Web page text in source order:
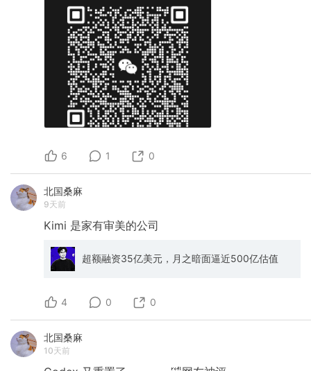
6 1 0
北国桑麻
9天前
Kimi 是家有审美的公司
超额融资35亿美元，月之暗面逼近500亿估值
4 0 0
北国桑麻
10天前